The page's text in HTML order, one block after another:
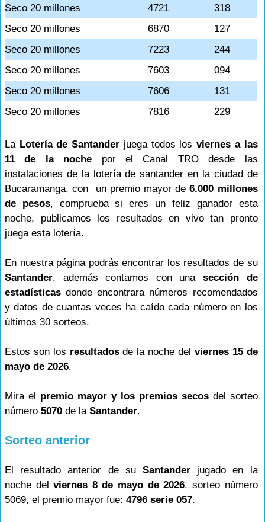
Seco 20 millones 4721
318
Seco 20 millones
6870
127
Seco 20 millones
7223
244
Seco 20 millones
7603
094
Seco 20 millones
7606
131
Seco 20 millones
7816 229
La Lotería de Santander juega todos losviernes a las
11 de la noche por el Canal TRO desde las
instalaciones de la lotería de santander en la ciudad de
Bucaramanga, con un premio mayor de6.000 millones
de pesos, comprueba si eres un feliz ganador esta
noche, publicamos los resultados en vivo tan pronto
juega esta lotería.
En nuestra página podrás encontrar los resultados de su
Santander, además contamos con una sección de
estadísticas donde encontrara números recomendados
y datos de cuantas veces ha caído cada número en los
últimos 30 sorteos.
Estos son los resultadosde la noche del viernes 15 de
mayo de 2026.
Mira el premio mayor y los premios secosdel sorteo
número 5070 de la Santander.
Sorteo anterior
El resultado anterior de su Santander jugado en la
noche delviernes 8 de mayo de 2026, sorteo número
5069, el premio mayor fue: 4796 serie 057.